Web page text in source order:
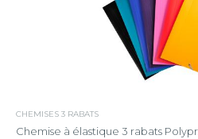
CHEMISES 3 RABATS
Chemise à élastique 3 rabats